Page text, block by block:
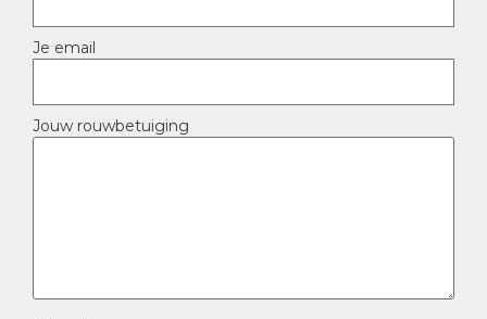
Je email
Jouw rouwbetuiging